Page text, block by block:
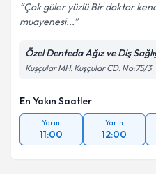
Çok güler yüzlü Bir doktor
muayenesi...
Özel Denteda Ağız ve Diş
Kuşçular MH. Kuşçular CD. No:75/3
En Yakın Saatler
Yarın
11:00
Yarın
12:00